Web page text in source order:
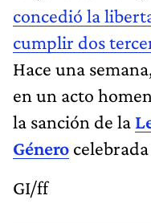
concedió la
cumplir dos
Hace una
en un acto
la sanción de la
Género
GI/ff